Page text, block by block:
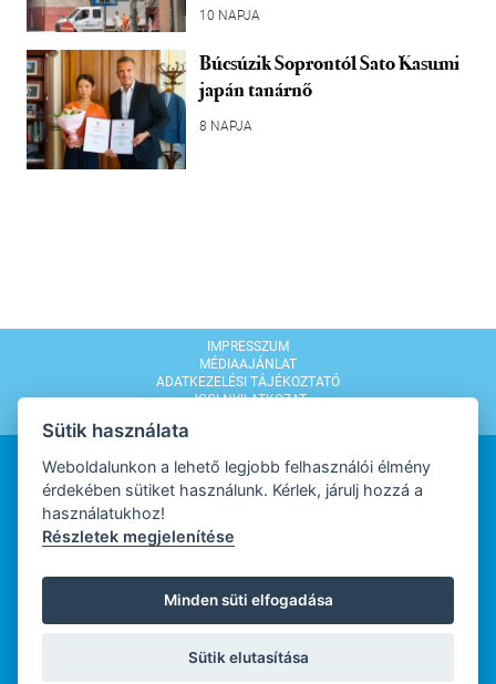
10 NAPJA
Búcsúzik Soprontól Sato Kasumi
japán tanárnő
8 NAPJA
IMPRESSZUM
MÉDIAAJÁNLAT
ADATKEZELÉSI TÁJÉKOZTATÓ
JOGI NYILATKOZAT
WEBDESIGN
WEBFEJLESZTŐ
Sütik használata
Weboldalunkon a lehető legjobb felhasználói élmény
érdekében sütiket használunk. Kérlek, járulj hozzá a
használatukhoz!
Részletek megjelenítése
Minden süti elfogadása
Sütik elutasítása